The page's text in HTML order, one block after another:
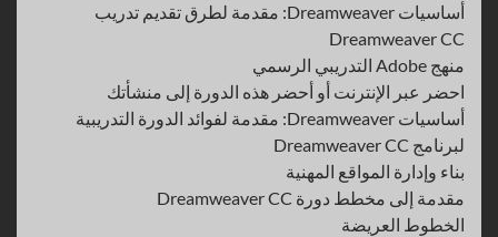
أساسيات Dreamweaver: مقدمة لطرق تقديم تدريب
Dreamweaver CC
منهج Adobe التدريبي الرسمي
احضر عبر الإنترنت أو أحضر هذه الدورة إلى منشأتك
أساسيات Dreamweaver: مقدمة لفوائد الدورة التدريبية
لبرنامج Dreamweaver CC
بناء وإدارة المواقع المهنية
مقدمة إلى مخطط دورة Dreamweaver CC
الخطوط العريضة